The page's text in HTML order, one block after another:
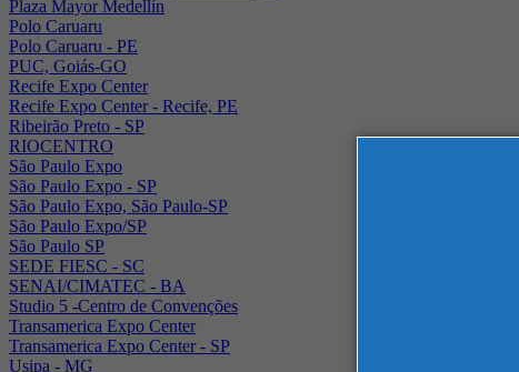
Plaza Mayor Medellín
Polo Caruaru
Polo Caruaru - PE
PUC, Goiás-GO
Recife Expo Center
Recife Expo Center - Recife, PE
Ribeirão Preto - SP
RIOCENTRO
São Paulo Expo
São Paulo Expo - SP
São Paulo Expo, São Paulo-SP
São Paulo Expo/SP
São Paulo SP
SEDE FIESC - SC
SENAI/CIMATEC - BA
Studio 5 -Centro de Convenções
Transamerica Expo Center
Transamerica Expo Center - SP
Usipa - MG